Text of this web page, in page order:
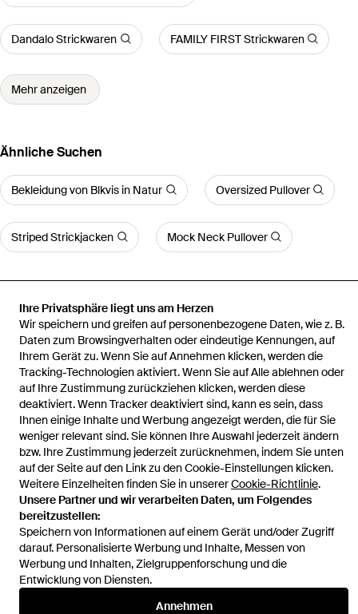
Ihre Privatsphäre liegt uns am Herzen
Wir speichern und greifen auf personenbezogene Daten, wie z. B.
Daten zum Browsingverhalten oder eindeutige Kennungen, auf
Ihrem Gerät zu. Wenn Sie auf Annehmen klicken, werden die
Tracking-Technologien aktiviert. Wenn Sie auf Alle ablehnen oder
auf Ihre Zustimmung zurückziehen klicken, werden diese
deaktiviert. Wenn Tracker deaktiviert sind, kann es sein, dass
Ihnen einige Inhalte und Werbung angezeigt werden, die für Sie
weniger relevant sind. Sie können Ihre Auswahl jederzeit ändern
bzw. Ihre Zustimmung jederzeit zurücknehmen, indem Sie unten
auf der Seite auf den Link zu den Cookie-Einstellungen klicken.
Weitere Einzelheiten finden Sie in unsererCookie-Richtlinie.
Unsere Partner und wir verarbeiten Daten, um Folgendes
bereitzustellen:
Speichern von Informationen auf einem Gerät und/oder Zugriff
darauf. Personalisierte Werbung und Inhalte, Messen von
Werbung und Inhalten, Zielgruppenforschung und die
Entwicklung von Diensten.
Annehmen
Dandalo Strickwaren FAMILY FIRST Strickwaren
Mehr anzeigen
Ähnliche Suchen
Bekleidung von Blkvis in Natur Oversized Pullover
Striped Strickjacken Mock Neck Pullover
Startseite Herren Strickwaren Strickpullover mit Lochmuster
Hilfe und Informationen